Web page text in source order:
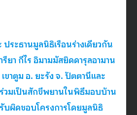
ระธานมูลนิธิเรือนร่างเดียวกัน
ยา กีไร อิมามมัสยิดดารุลอามาน
ขาตูม อ. ยะรัง จ. ปัตตานีและ
วมเป็นสักขีพยานในพิธีมอบบ้าน
บผิดชอบโครงการโดยมูลนิธิ